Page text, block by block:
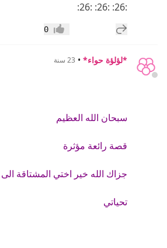
:26: :26: :26:
إضافة رد جديد إعجاب0
*لؤلؤة حواء* • 23 سنة
سبحان الله العظيم
قصة رائعة مؤثرة
جزاك الله خير اختي المشتاقة الى
تحياتي